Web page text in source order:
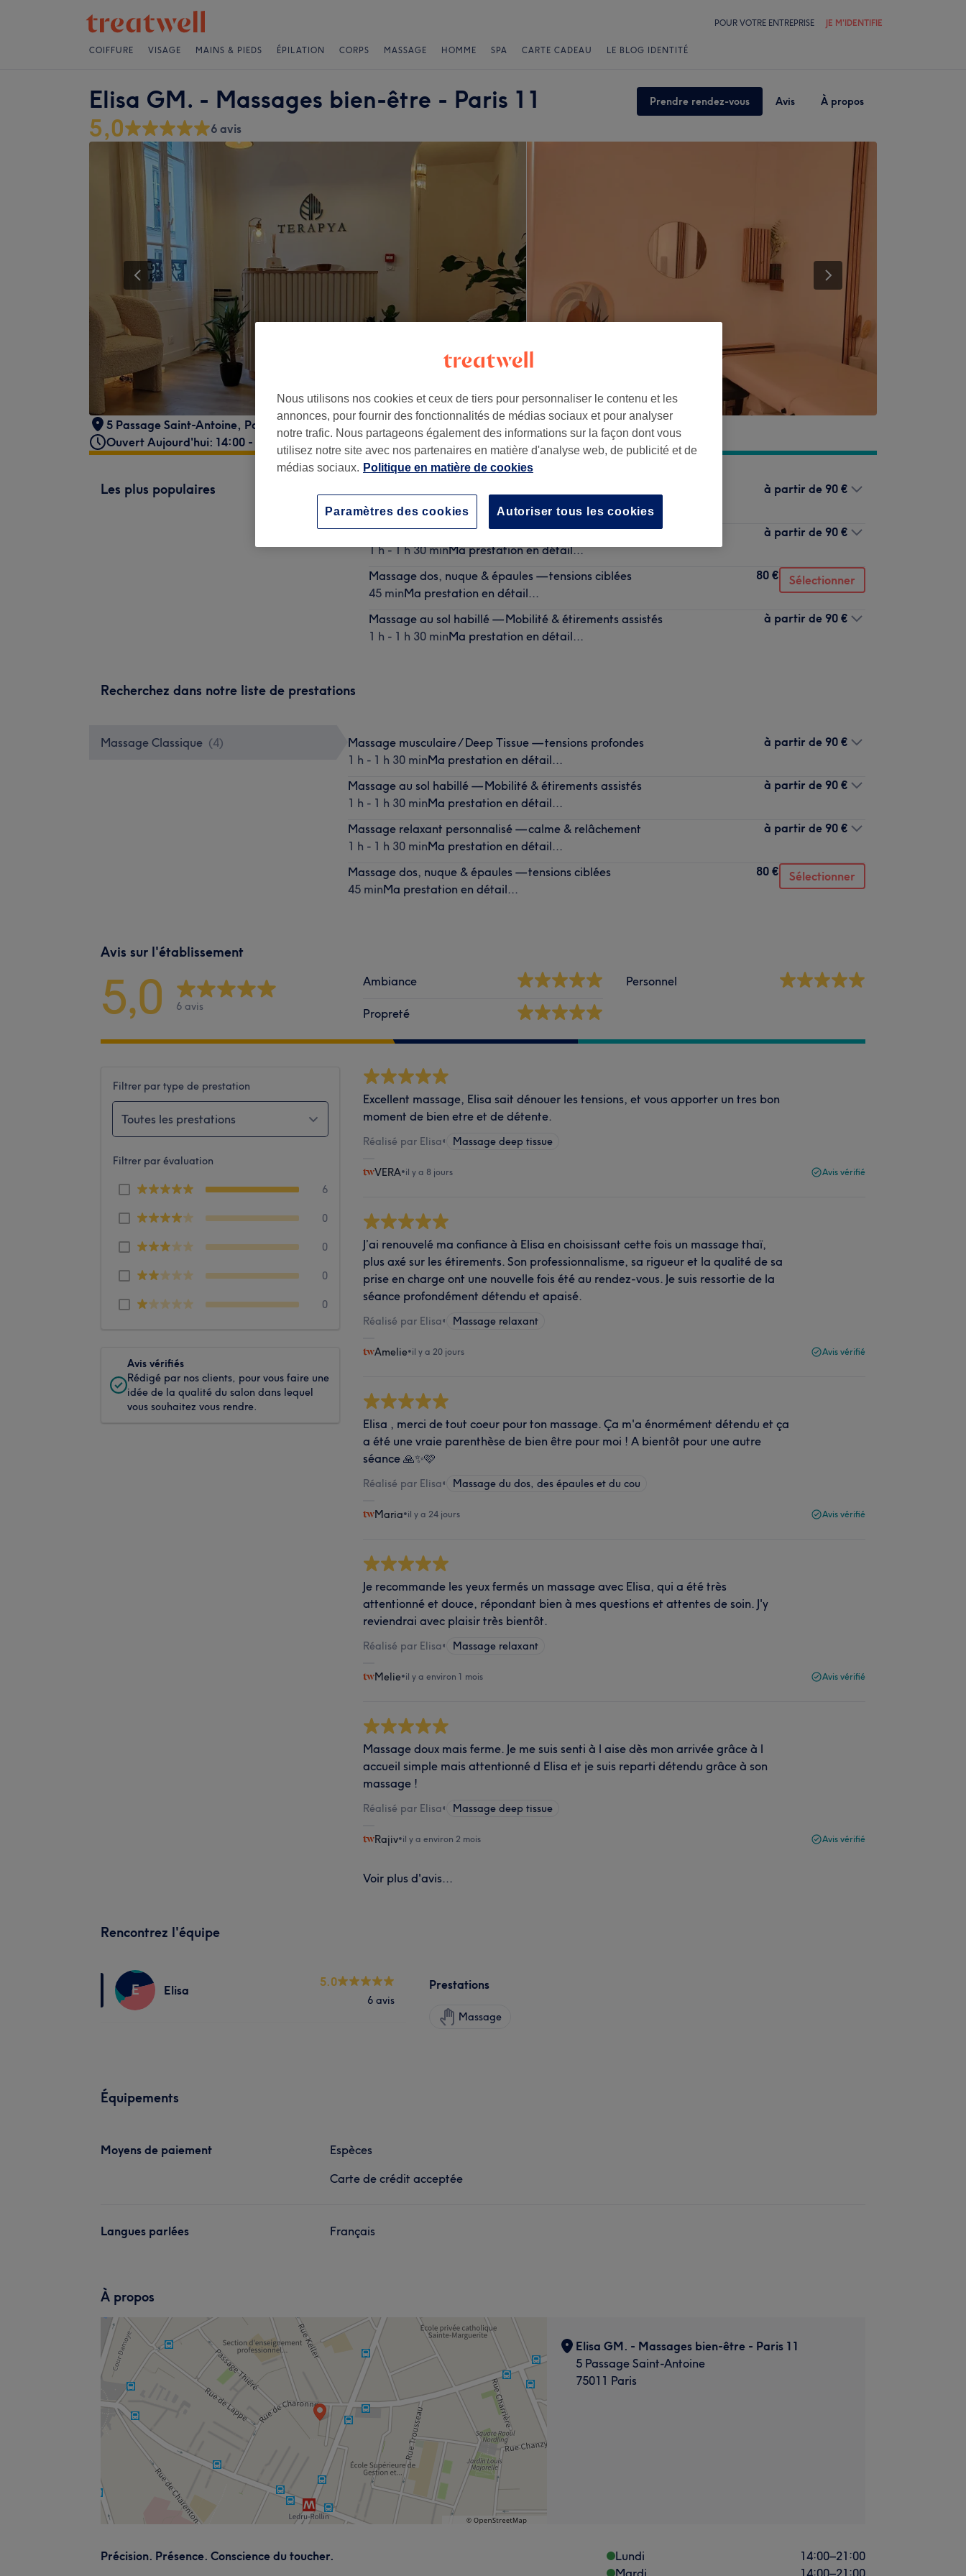
POUR VOTRE ENTREPRISE JE M'IDENTIFIE
COIFFURE VISAGE MAINS & PIEDS ÉPILATION CORPS MASSAGE HOMME SPA CARTE CADEAU LE BLOG IDENTITÉ
Elisa GM. - Massages bien-être - Paris 11 Prendre rendez-vous Avis À propos
5,0 6 avis
5 Passage Saint-Antoine, Paris
75011
Ouvert Aujourd'hui: 14:00 - 21:00
Les plus populaires
1 h - 1 h 30 minMa prestation en détail...
à partir de 90 €
Massage relaxant personnalisé — calme & relâchement
1 h - 1 h 30 minMa prestation en détail...
à partir de 90 €
Massage dos, nuque & épaules — tensions ciblées
45 minMa prestation en détail...
80 € Sélectionner
Massage au sol habillé — Mobilité & étirements assistés
1 h - 1 h 30 minMa prestation en détail...
à partir de 90 €
Recherchez dans notre liste de prestations
Massage Classique (4)
Massage musculaire / Deep Tissue — tensions profondes
1 h - 1 h 30 minMa prestation en détail...
à partir de 90 €
Massage au sol habillé — Mobilité & étirements assistés
1 h - 1 h 30 minMa prestation en détail...
à partir de 90 €
Massage relaxant personnalisé — calme & relâchement
1 h - 1 h 30 minMa prestation en détail...
à partir de 90 €
Massage dos, nuque & épaules — tensions ciblées
45 minMa prestation en détail...
80 € Sélectionner
Avis sur l'établissement
5,0 6 avis
Ambiance
Propreté
Personnel
Filtrer par type de prestation
Toutes les prestations
Filtrer par évaluation
6
0
0
0
0
Avis vérifiés
Rédigé par nos clients, pour vous faire une
idée de la qualité du salon dans lequel
vous souhaitez vous rendre.
Excellent massage, Elisa sait dénouer les tensions, et vous apporter un tres bon
moment de bien etre et de détente.
Réalisé par Elisa• Massage deep tissue
VERA•il y a 8 jours Avis vérifié
J’ai renouvelé ma confiance à Elisa en choisissant cette fois un massage thaï,
plus axé sur les étirements. Son professionnalisme, sa rigueur et la qualité de sa
prise en charge ont une nouvelle fois été au rendez-vous. Je suis ressortie de la
séance profondément détendu et apaisé.
Réalisé par Elisa• Massage relaxant
Amelie•il y a 20 jours Avis vérifié
Elisa , merci de tout coeur pour ton massage. Ça m'a énormément détendu et ça
a été une vraie parenthèse de bien être pour moi ! A bientôt pour une autre
séance 🙏✨🩷
Réalisé par Elisa• Massage du dos, des épaules et du cou
Maria•il y a 24 jours Avis vérifié
Je recommande les yeux fermés un massage avec Elisa, qui a été très
attentionné et douce, répondant bien à mes questions et attentes de soin. J'y
reviendrai avec plaisir très bientôt.
Réalisé par Elisa• Massage relaxant
Melie•il y a environ 1 mois Avis vérifié
Massage doux mais ferme. Je me suis senti à l aise dès mon arrivée grâce à l
accueil simple mais attentionné d Elisa et je suis reparti détendu grâce à son
massage !
Réalisé par Elisa• Massage deep tissue
Rajiv•il y a environ 2 mois Avis vérifié
Voir plus d'avis...
Rencontrez l'équipe
E Elisa
5.0
6 avis
Prestations
Massage
Équipements
Moyens de paiement
Espèces
Carte de crédit acceptée
Langues parlées Français
À propos
Elisa GM. - Massages bien-être - Paris 11
5 Passage Saint-Antoine
75011 Paris
Précision. Présence. Conscience du toucher. Lundi 14:00–21:00
Mardi
14:00–21:00
Nous utilisons nos cookies et ceux de tiers pour personnaliser le contenu et les
annonces, pour fournir des fonctionnalités de médias sociaux et pour analyser
notre trafic. Nous partageons également des informations sur la façon dont vous
utilisez notre site avec nos partenaires en matière d'analyse web, de publicité et de
médias sociaux. Politique en matière de cookies
Autoriser tous les cookies
Paramètres des cookies